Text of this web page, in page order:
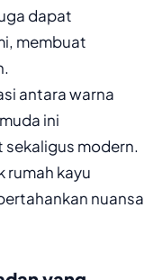
dapat
membuat
antara warna
ini
sekaligus modern.
rumah kayu
nuansa